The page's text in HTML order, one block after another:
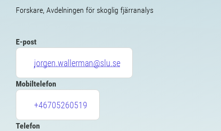
Forskare, Avdelningen för skoglig fjärranalys
E-post
jorgen.wallerman@slu.se
Mobiltelefon
+46705260519
Telefon